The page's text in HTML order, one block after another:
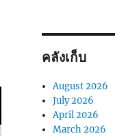
คลังเก็บ
August 2026
July 2026
April 2026
March 2026